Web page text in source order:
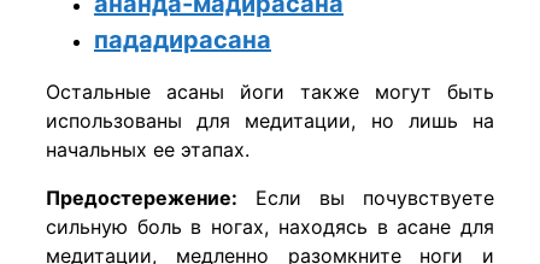
пададирасана
Остальные асаны йоги также могут быть
использованы для медитации, но лишь на
начальных ее этапах.
Предостережение: Если вы почувствуете
сильную боль в ногах, находясь в асане для
медитации, медленно разомкните ноги и